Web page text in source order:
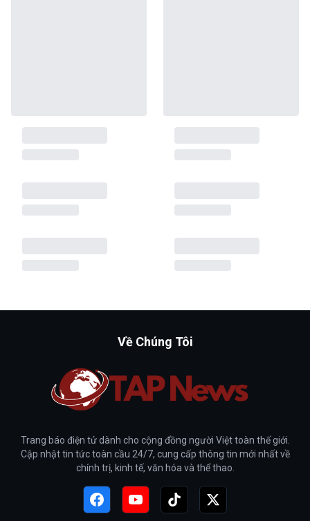
Về Chúng Tôi
Trang báo điện tử dành cho cộng đồng người Việt toàn thế giới.
Cập nhật tin tức toàn cầu 24/7, cung cấp thông tin mới nhất về
chính trị, kinh tế, văn hóa và thể thao.